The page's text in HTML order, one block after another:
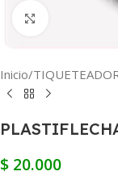
Inicio
$ 20.000